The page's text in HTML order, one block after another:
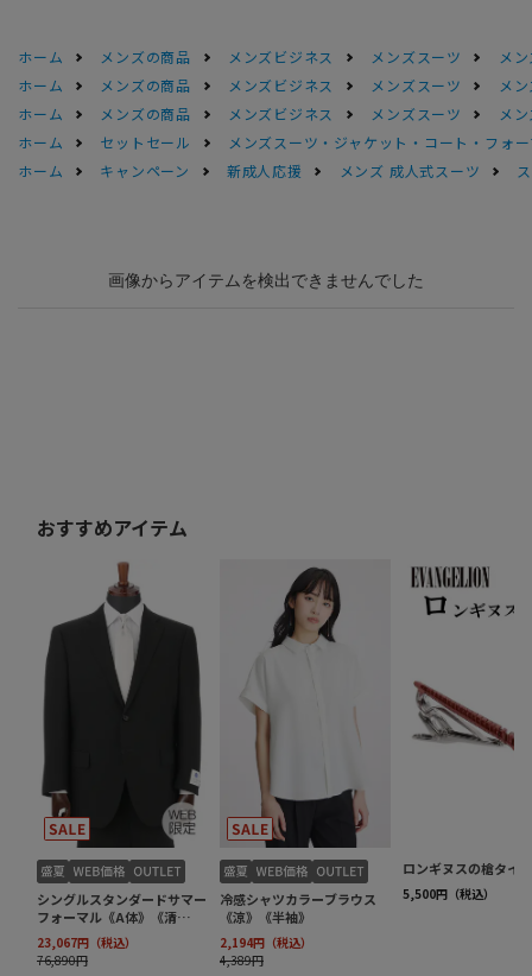
ホーム メンズの商品 メンズビジネス メンズスーツ
メ
ホーム
メンズの商品 メンズビジネス メンズスーツ
メ
ホーム
メンズの商品 メンズビジネス メンズスーツ
メ
ホーム
セットセール
メンズスーツ・ジャケット・コート・フォ
ホーム
キャンペーン 新成人応援 メンズ 成人式スーツ